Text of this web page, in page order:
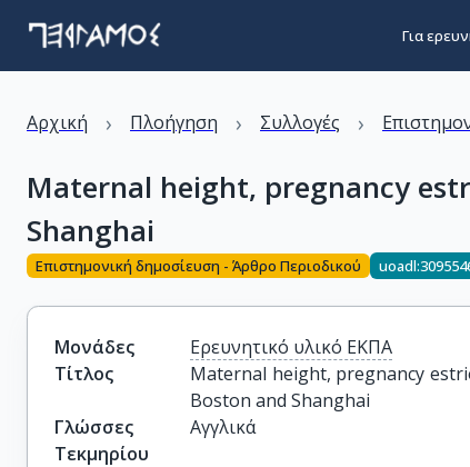
Για
Αρχική › Πλοήγηση › Συλλογές ›
Maternal height, pregnancy
Shanghai
Επιστημονική δημοσίευση - Άρθρο Περιοδικού
Μονάδες
Ερευνητικό υλικό ΕΚΠΑ
Τίτλος
Maternal height, pregnancy
Boston and Shanghai
Γλώσσες
Τεκμηρίου
Αγγλικά